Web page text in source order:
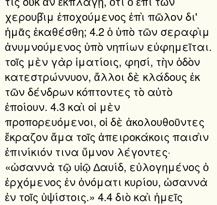
χερουβὶμ ἐποχούμενος ἐπὶ πῶλον δι'
ἡμᾶς ἐκαθέσθη; 4.2 ὁ ὑπὸ τῶν σεραφὶμ
ἀνυμνούμενος ὑπὸ νηπίων εὐφημεῖται.
τοῖς μὲν γὰρ ἱματίοις, φησί, τὴν ὁδὸν
κατεστρώννυον, ἄλλοι δὲ κλάδους ἐκ
τῶν δένδρων κόπτοντες τὸ αὐτὸ
ἐποίουν. 4.3 καὶ οἱ μὲν
προπορευόμενοι, οἱ δὲ ἀκολουθοῦντες
ἔκραζον ἅμα τοῖς ἀπειροκάκοις παισὶν
ἐπινίκιόν τινα ὕμνον λέγοντες·
«ὠσαννὰ τῷ υἱῷ ∆αυίδ, εὐλογημένος ὁ
ἐρχόμενος ἐν ὀνόματι κυρίου, ὠσαννὰ
ἐν τοῖς ὑψίστοις.» 4.4 διὸ καὶ ἡμεῖς